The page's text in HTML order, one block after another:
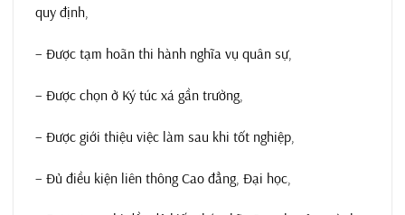
quy định,
– Được tạm hoãn thi hành nghĩa vụ quân sự,
– Được chọn ở Ký túc xá gần trường,
– Được giới thiệu việc làm sau khi tốt nghiệp,
– Đủ điều kiện liên thông Cao đẳng, Đại học,